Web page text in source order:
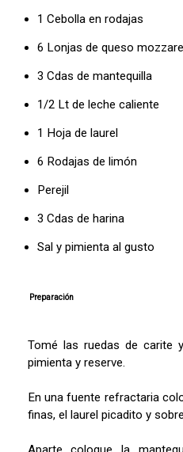
1 Cebolla en rodajas
6 Lonjas de queso
3 Cdas de mantequilla
1/2 Lt de leche caliente
1 Hoja de laurel
6 Rodajas de limón
Perejil
3 Cdas de harina
Sal y pimienta al gusto
Preparación
Tomé las ruedas de carite
pimienta y reserve.
En una fuente refractaria
finas, el laurel picadito y